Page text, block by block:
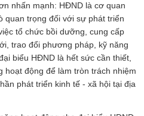
nhấn mạnh: HĐND là cơ quan
quan trọng đối với sự phát triển
tổ chức bồi dưỡng, cung cấp
trao đổi phương pháp, kỹ năng
biểu HĐND là hết sức cần thiết,
hoạt động để làm tròn trách nhiệm
phát triển kinh tế - xã hội tại địa